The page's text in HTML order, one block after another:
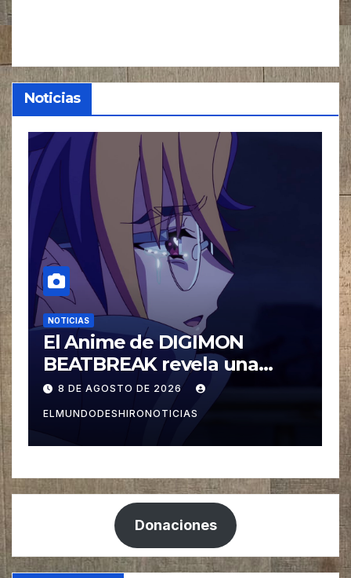
Noticias
NOTICIAS
El Anime de Even the
Student Council Has Its
Holes! revela una nueva Voz
8 DE AGOSTO DE 2026
ELMUNDODESHIRONOTICIAS
Donaciones